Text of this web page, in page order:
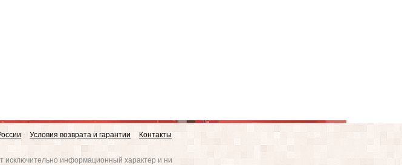
Условия возврата и гарантии
Контакты
исключительно информационный характер и ни